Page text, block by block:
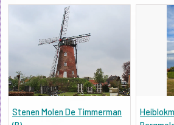
Stenen Molen De Timmerman